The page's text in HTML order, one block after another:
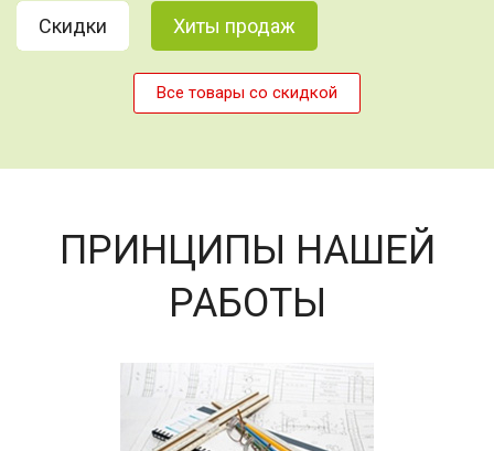
Скидки Хиты продаж
Все товары со скидкой
ПРИНЦИПЫ НАШЕЙ
РАБОТЫ